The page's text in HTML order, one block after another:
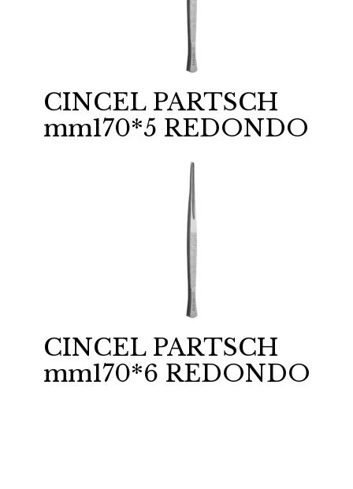
CINCEL PARTSCH
mm170*5 REDONDO
CINCEL PARTSCH
mm170*6 REDONDO